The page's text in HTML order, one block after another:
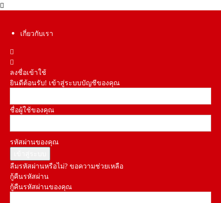
เกี่ยวกับเรา
ลงชื่อเข้าใช้
ยินดีต้อนรับ! เข้าสู่ระบบบัญชีของคุณ
ชื่อผู้ใช้ของคุณ
รหัสผ่านของคุณ
ลืมรหัสผ่านหรือไม่? ขอความช่วยเหลือ
กู้คืนรหัสผ่าน
กู้คืนรหัสผ่านของคุณ